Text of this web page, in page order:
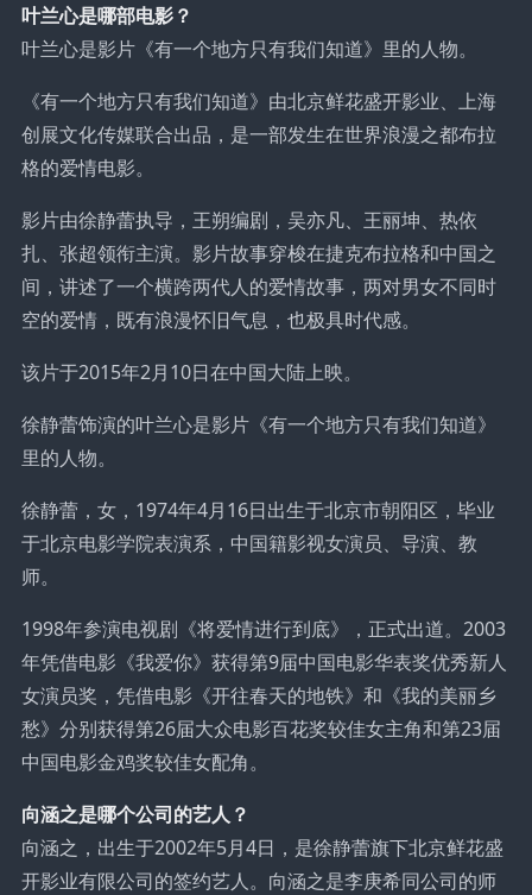
叶兰心是哪部电影？
叶兰心是影片《有一个地方只有我们知道》里的人物。
《有一个地方只有我们知道》由北京鲜花盛开影业、上海
创展文化传媒联合出品，是一部发生在世界浪漫之都布拉
格的爱情电影。
影片由徐静蕾执导，王朔编剧，吴亦凡、王丽坤、热依
扎、张超领衔主演。影片故事穿梭在捷克布拉格和中国之
间，讲述了一个横跨两代人的爱情故事，两对男女不同时
空的爱情，既有浪漫怀旧气息，也极具时代感。
该片于2015年2月10日在中国大陆上映。
徐静蕾饰演的叶兰心是影片《有一个地方只有我们知道》
里的人物。
徐静蕾，女，1974年4月16日出生于北京市朝阳区，毕业
于北京电影学院表演系，中国籍影视女演员、导演、教
师。
1998年参演电视剧《将爱情进行到底》，正式出道。2003
年凭借电影《我爱你》获得第9届中国电影华表奖优秀新人
女演员奖，凭借电影《开往春天的地铁》和《我的美丽乡
愁》分别获得第26届大众电影百花奖较佳女主角和第23届
中国电影金鸡奖较佳女配角。
向涵之是哪个公司的艺人？
向涵之，出生于2002年5月4日，是徐静蕾旗下北京鲜花盛
开影业有限公司的签约艺人。向涵之是李庚希同公司的师